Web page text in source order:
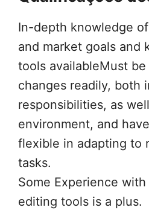
In-depth knowledge
and market goals and
tools availableMust
changes readily, both
responsibilities, as
environment, and
flexible in adapting to
tasks.
Some Experience
editing tools is a plus.